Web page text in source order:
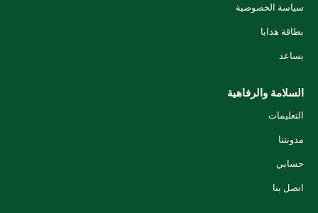
سياسة الخصوصية
بطاقة هدايا
يساعد
السلامة والرفاهية
التعليمات
مدونتنا
حسابي
اتصل بنا